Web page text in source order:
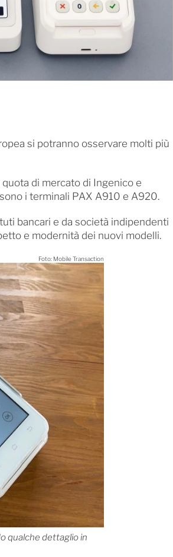
si potranno osservare molti più
quota di mercato di Ingenico e
i terminali PAX A910 e A920.
bancari e da società indipendenti
e modernità dei nuovi modelli.
Foto: Mobile Transaction
qualche dettaglio in